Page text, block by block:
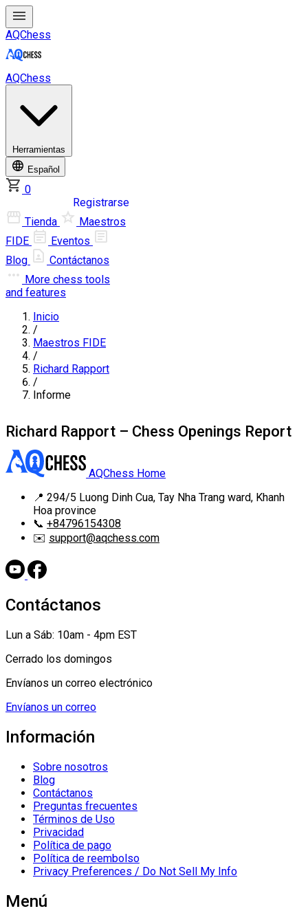
AQChess
AQChess
Herramientas
Español
0
Registrarse
Tienda
Maestros
FIDE
Eventos
Blog
Contáctanos
More chess tools
and features
Inicio
/
Maestros FIDE
/
Richard Rapport
/
Informe
Richard Rapport – Chess Openings Report
AQChess Home
📍 294/5 Luong Dinh Cua, Tay Nha Trang ward, Khanh
Hoa province
📞 +84796154308
✉️ support@aqchess.com
Contáctanos
Lun a Sáb: 10am - 4pm EST
Cerrado los domingos
Envíanos un correo electrónico
Envíanos un correo
Información
Sobre nosotros
Blog
Contáctanos
Preguntas frecuentes
Términos de Uso
Privacidad
Política de pago
Política de reembolso
Privacy Preferences / Do Not Sell My Info
Menú